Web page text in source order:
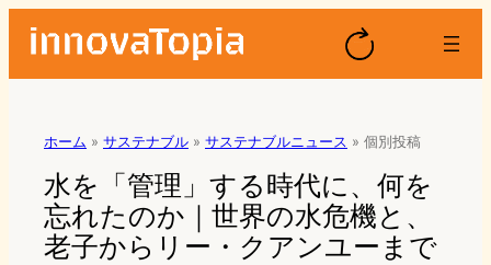
ホーム » サステナブル » サステナブルニュース » 個別投稿
水を「管理」する時代に、何を
忘れたのか｜世界の水危機と、
老子からリー・クアンユーまで